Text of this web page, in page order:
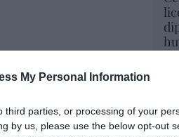
My Personal Information
parties, or processing of your
by us, please use the below opt-out
DE SABADELL
tu